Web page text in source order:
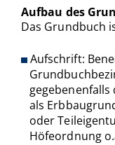
Aufbau des
Das Grundbuch
Aufschrift:
als
oder
Höfeordnung